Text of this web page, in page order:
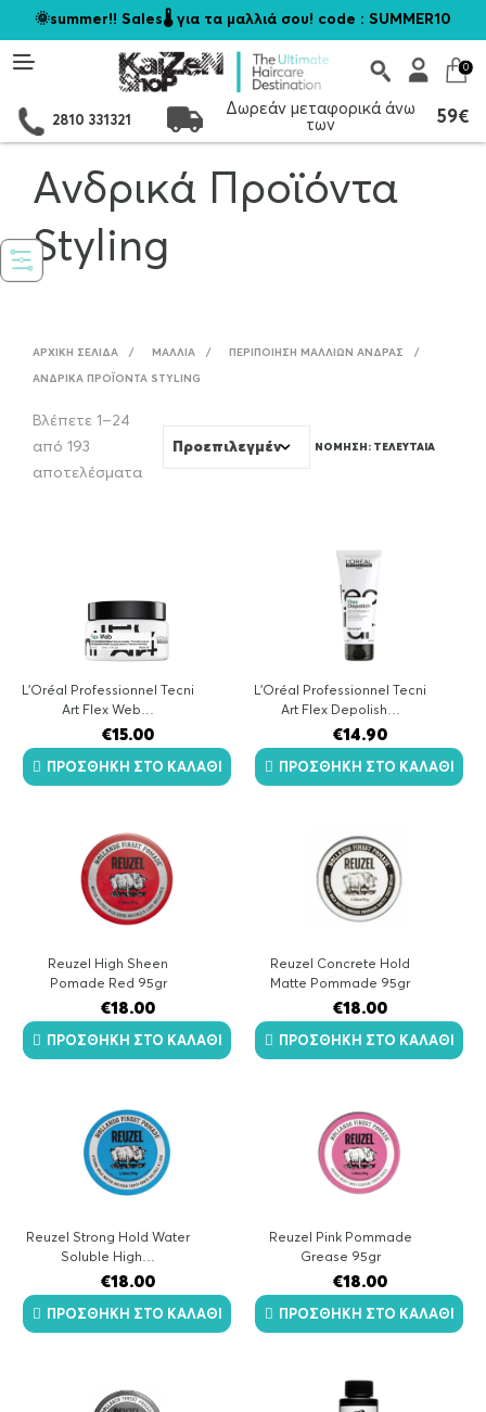
🌞summer!! Sales🌡️ για τα μαλλιά σου! code : SUMMER10
0
2810 331321
Δωρεάν μεταφορικά άνω
των
59€
Ανδρικά Προϊόντα
Styling
ΑΡΧΙΚΉ ΣΕΛΊΔΑ / ΜΑΛΛΙΆ / ΠΕΡΙΠΟΊΗΣΗ ΜΑΛΛΙΏΝ ΆΝΔΡΑΣ /
ΑΝΔΡΙΚΆ ΠΡΟΪΌΝΤΑ STYLING
Βλέπετε 1–24
από 193
αποτελέσματαSorted
L’Oréal Professionnel Tecni
Art Flex Web…
€15.00
ΠΡΟΣΘΉΚΗ ΣΤΟ ΚΑΛΆΘΙ
L’Oréal Professionnel Tecni
Art Flex Depolish…
€14.90
ΠΡΟΣΘΉΚΗ ΣΤΟ ΚΑΛΆΘΙ
Reuzel High Sheen
Pomade Red 95gr
€18.00
ΠΡΟΣΘΉΚΗ ΣΤΟ ΚΑΛΆΘΙ
Reuzel Concrete Hold
Matte Pommade 95gr
€18.00
ΠΡΟΣΘΉΚΗ ΣΤΟ ΚΑΛΆΘΙ
Reuzel Strong Hold Water
Soluble High…
€18.00
ΠΡΟΣΘΉΚΗ ΣΤΟ ΚΑΛΆΘΙ
Reuzel Pink Pommade
Grease 95gr
€18.00
ΠΡΟΣΘΉΚΗ ΣΤΟ ΚΑΛΆΘΙ